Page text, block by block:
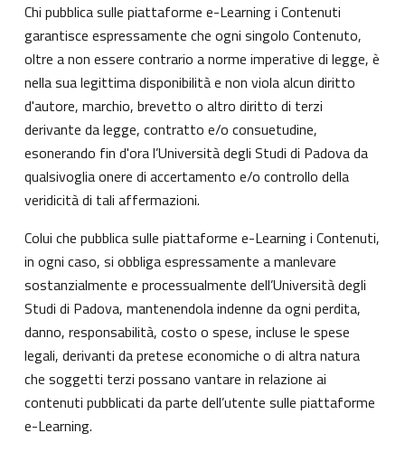
Chi pubblica sulle piattaforme e-Learning i Contenuti
garantisce espressamente che ogni singolo Contenuto,
oltre a non essere contrario a norme imperative di legge, è
nella sua legittima disponibilità e non viola alcun diritto
d'autore, marchio, brevetto o altro diritto di terzi
derivante da legge, contratto e/o consuetudine,
esonerando fin d'ora l’Università degli Studi di Padova da
qualsivoglia onere di accertamento e/o controllo della
veridicità di tali affermazioni.
Colui che pubblica sulle piattaforme e-Learning i Contenuti,
in ogni caso, si obbliga espressamente a manlevare
sostanzialmente e processualmente dell’Università degli
Studi di Padova, mantenendola indenne da ogni perdita,
danno, responsabilità, costo o spese, incluse le spese
legali, derivanti da pretese economiche o di altra natura
che soggetti terzi possano vantare in relazione ai
contenuti pubblicati da parte dell’utente sulle piattaforme
e-Learning.